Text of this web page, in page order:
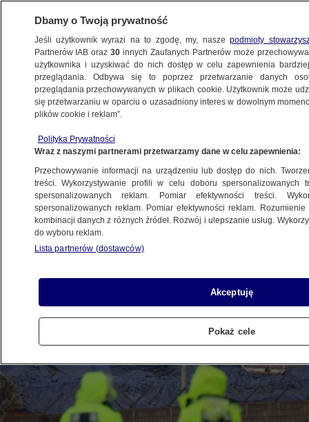
ŚWIAT
"przestały zapisywać dane około cztery
minuty przed uderzeniem"
11.01.2025, 07:33
Udostępnij
Dbamy o Twoją prywatność
Jeśli użytkownik wyrazi na to zgodę, my, naszepodmioty
Partnerów IAB oraz30 innych Zaufanych Partnerów może
użytkownika i uzyskiwać do nich dostęp w celu zapewnienia
przeglądania. Odbywa się to poprzez przetwarzanie danych
przeglądania przechowywanych w plikach cookie. Użytkownik może
się przetwarzaniu w oparciu o uzasadniony interes w dowolnym
plików cookie i reklam”.
Polityka Prywatności
Wraz z naszymi partnerami przetwarzamy dane w celu zapewnienia:
Przechowywanie informacji na urządzeniu lub dostęp do nich.
treści. Wykorzystywanie profili w celu doboru spersonalizowanych
spersonalizowanych reklam. Pomiar efektywności treści.
spersonalizowanych reklam. Pomiar efektywności reklam.
kombinacji danych z różnych źródeł. Rozwój i ulepszanie usług.
do wyboru reklam.
Lista partnerów (dostawców)
Akceptuję
Pokaż cele